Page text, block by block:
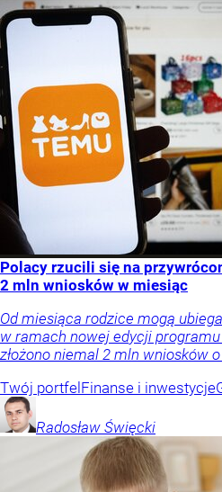
Polacy rzucili się na
2 mln wniosków w miesiąc
Od miesiąca rodzice mogą
w ramach nowej edycji programu
złożono niemal 2 mln wniosków
Twój portfelFinanse i inwestycje
Radosław Święcki